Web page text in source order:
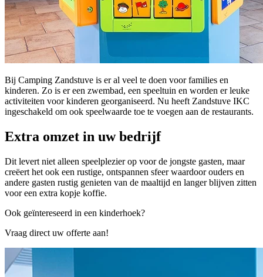
Bij Camping Zandstuve is er al veel te doen voor families en
kinderen. Zo is er een zwembad, een speeltuin en worden er leuke
activiteiten voor kinderen georganiseerd. Nu heeft Zandstuve IKC
ingeschakeld om ook speelwaarde toe te voegen aan de restaurants.
Extra omzet in uw bedrijf
Dit levert niet alleen speelplezier op voor de jongste gasten, maar
creëert het ook een rustige, ontspannen sfeer waardoor ouders en
andere gasten rustig genieten van de maaltijd en langer blijven zitten
voor een extra kopje koffie.
Ook geïntereseerd in een kinderhoek?
Vraag direct uw offerte aan!